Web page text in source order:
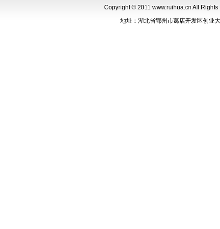
Copyright © 2011 www.ruihua.cn All
地址：湖北省鄂州市葛店开发区创业